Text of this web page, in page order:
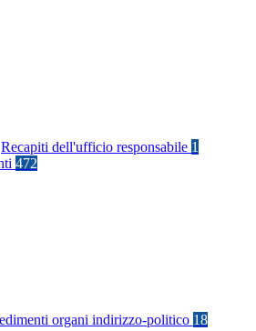
Recapiti dell'ufficio responsabile 1
472
organi indirizzo-politico 18